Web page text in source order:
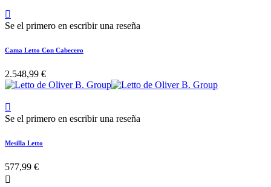

Se el primero en escribir una reseña
Cama Letto Con Cabecero
2.548,99 €

Se el primero en escribir una reseña
Mesilla Letto
577,99 €
